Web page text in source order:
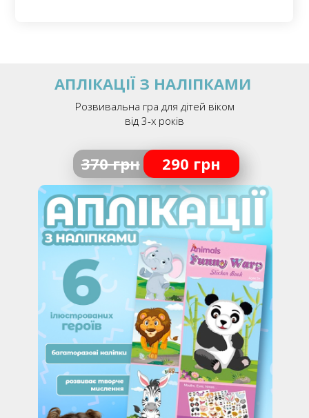
АПЛІКАЦІЇ З НАЛІПКАМИ
Розвивальна гра для дітей віком
від 3-х років
370 грн 290 грн